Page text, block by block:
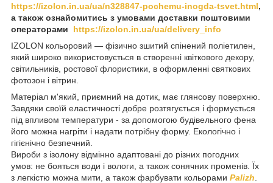
https://izolon.in.ua/ua/n328847-pochemu-inogda-tsvet.html,
а також ознайомитись з умовами доставки поштовими
операторами https://izolon.in.ua/ua/delivery_info
IZOLON кольоровий ― фізично зшитий спінений поліетилен,
який широко використовується в створенні квіткового декору,
світильників, ростової флористики, в оформленні святкових
фотозон і вітрин.
Матеріал м'який, приємний на дотик, має глянсову поверхню.
Завдяки своїй еластичності добре розтягується і формується
під впливом температури - за допомогою будівельного фена
його можна нагріти і надати потрібну форму. Екологічно і
гігієнічно безпечний.
Вироби з ізолону відмінно адаптовані до різних погодних
умов: не бояться води і вологи, а також сонячних променів. Їх
з легкістю можна мити, а також фарбувати кольорами Palizh